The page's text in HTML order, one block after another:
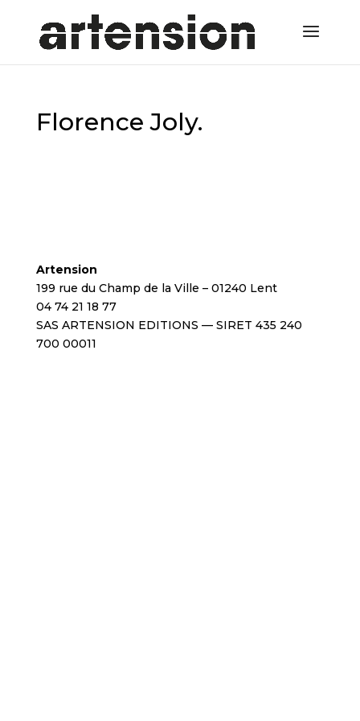
Florence Joly.
Artension
199 rue du Champ de la Ville – 01240 Lent
04 74 21 18 77
SAS ARTENSION EDITIONS — SIRET 435 240
700 00011